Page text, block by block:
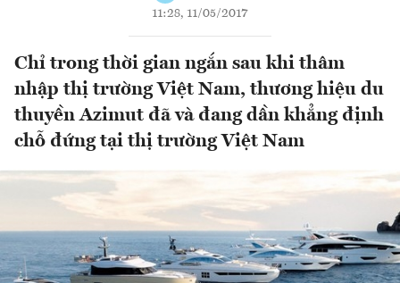
11:28, 11/05/2017
Chỉ trong thời gian ngắn sau khi thâm
nhập thị trường Việt Nam, thương hiệu du
thuyền Azimut đã và đang dần khẳng định
chỗ đứng tại thị trường Việt Nam